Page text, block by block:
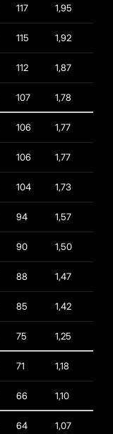
117 1,95
115 1,92
112 1,87
107 1,78
106 1,77
106 1,77
104 1,73
94 1,57
90 1,50
88 1,47
85 1,42
75 1,25
71 1,18
66 1,10
64 1,07